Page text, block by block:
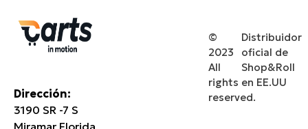
Dirección:
3190 SR -7 S
Miramar Florida
©
2023
All
rights
reserved.
Distribuidor
oficial de
Shop&Roll
en EE.UU